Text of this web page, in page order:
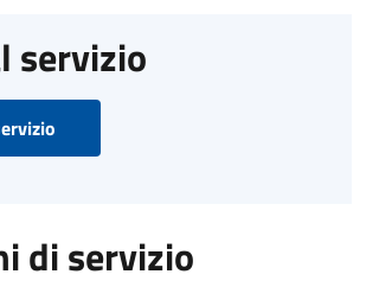
servizio
di servizio